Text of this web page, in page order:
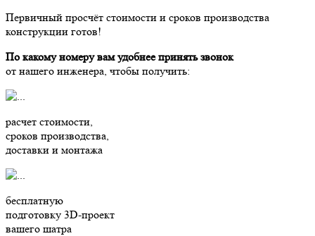
Первичный просчёт стоимости и сроков производства
конструкции готов!
По какому номеру вам удобнее принять звонок
от нашего инженера, чтобы получить:
расчет стоимости,
сроков производства,
доставки и монтажа
бесплатную
подготовку 3D-проект
вашего шатра